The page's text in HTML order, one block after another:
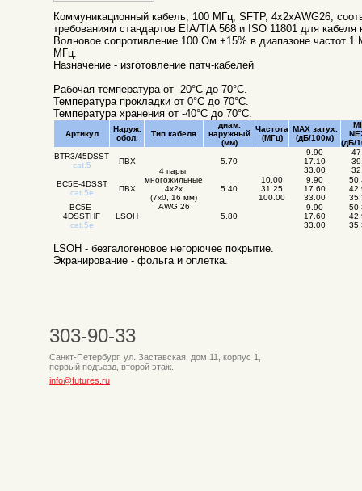
Коммуникационный кабель, 100 МГц, SFTP, 4х2хAWG26,
требованиям стандартов EIA/TIA 568 и ISO 11801 для кабеля
Волновое сопротивление 100 Ом +15% в диапазоне частот 1
МГц.
Назначение - изготовление патч-кабелей
Рабочая температура от -20°C до 70°C.
Температура прокладки от 0°C до 70°C.
Температура хранения от -40°C до 70°C.
Артикул
Наруж.
обол.
Тип кабеля
диам.
наружный
(мм)
Частота
(MГц)
MAX затух.
(дБ/100м)
(дБ/
BTR3/45DSST
cat.5
ПВХ
4 пары,
многожильные
4х2х
(7х0, 16 мм)
AWG 26
5.70
10.00
31.25
100.00
9.90
17.10
33.00
BC5E-4DSST
cat.5e
ПВХ 5.40
9.90
17.60
33.00
BC5E-
4DSSTHF
cat.5e
LSOH 5.80
9.90
17.60
33.00
LSOH - безгалогеновое негорючее покрытие.
Экранирование - фольга и оплетка.
303-90-33
Санкт-Петербург, ул. Заставская, дом 11, корпус 1,
первый подъезд, второй этаж.
info@futures.ru